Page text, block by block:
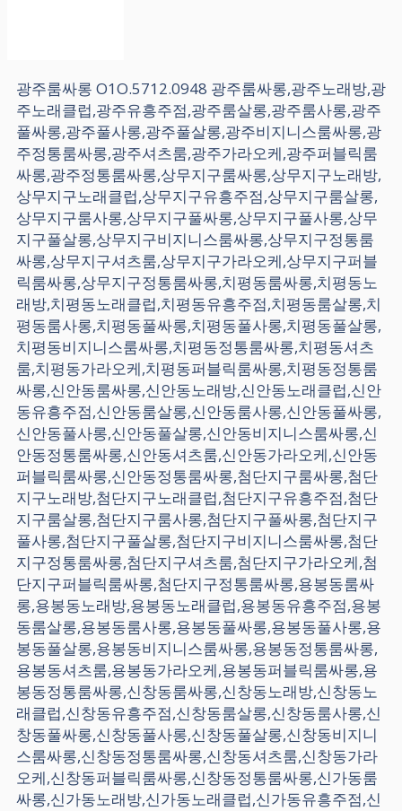
광주룸싸롱 O1O.5712.0948 광주룸싸롱,광주노래방,광
주노래클럽,광주유흥주점,광주룸살롱,광주룸사롱,광주
풀싸롱,광주풀사롱,광주풀살롱,광주비지니스룸싸롱,광
주정통룸싸롱,광주셔츠룸,광주가라오케,광주퍼블릭룸
싸롱,광주정통룸싸롱,상무지구룸싸롱,상무지구노래방,
상무지구노래클럽,상무지구유흥주점,상무지구룸살롱,
상무지구룸사롱,상무지구풀싸롱,상무지구풀사롱,상무
지구풀살롱,상무지구비지니스룸싸롱,상무지구정통룸
싸롱,상무지구셔츠룸,상무지구가라오케,상무지구퍼블
릭룸싸롱,상무지구정통룸싸롱,치평동룸싸롱,치평동노
래방,치평동노래클럽,치평동유흥주점,치평동룸살롱,치
평동룸사롱,치평동풀싸롱,치평동풀사롱,치평동풀살롱,
치평동비지니스룸싸롱,치평동정통룸싸롱,치평동셔츠
룸,치평동가라오케,치평동퍼블릭룸싸롱,치평동정통룸
싸롱,신안동룸싸롱,신안동노래방,신안동노래클럽,신안
동유흥주점,신안동룸살롱,신안동룸사롱,신안동풀싸롱,
신안동풀사롱,신안동풀살롱,신안동비지니스룸싸롱,신
안동정통룸싸롱,신안동셔츠룸,신안동가라오케,신안동
퍼블릭룸싸롱,신안동정통룸싸롱,첨단지구룸싸롱,첨단
지구노래방,첨단지구노래클럽,첨단지구유흥주점,첨단
지구룸살롱,첨단지구룸사롱,첨단지구풀싸롱,첨단지구
풀사롱,첨단지구풀살롱,첨단지구비지니스룸싸롱,첨단
지구정통룸싸롱,첨단지구셔츠룸,첨단지구가라오케,첨
단지구퍼블릭룸싸롱,첨단지구정통룸싸롱,용봉동룸싸
롱,용봉동노래방,용봉동노래클럽,용봉동유흥주점,용봉
동룸살롱,용봉동룸사롱,용봉동풀싸롱,용봉동풀사롱,용
봉동풀살롱,용봉동비지니스룸싸롱,용봉동정통룸싸롱,
용봉동셔츠룸,용봉동가라오케,용봉동퍼블릭룸싸롱,용
봉동정통룸싸롱,신창동룸싸롱,신창동노래방,신창동노
래클럽,신창동유흥주점,신창동룸살롱,신창동룸사롱,신
창동풀싸롱,신창동풀사롱,신창동풀살롱,신창동비지니
스룸싸롱,신창동정통룸싸롱,신창동셔츠룸,신창동가라
오케,신창동퍼블릭룸싸롱,신창동정통룸싸롱,신가동룸
싸롱,신가동노래방,신가동노래클럽,신가동유흥주점,신